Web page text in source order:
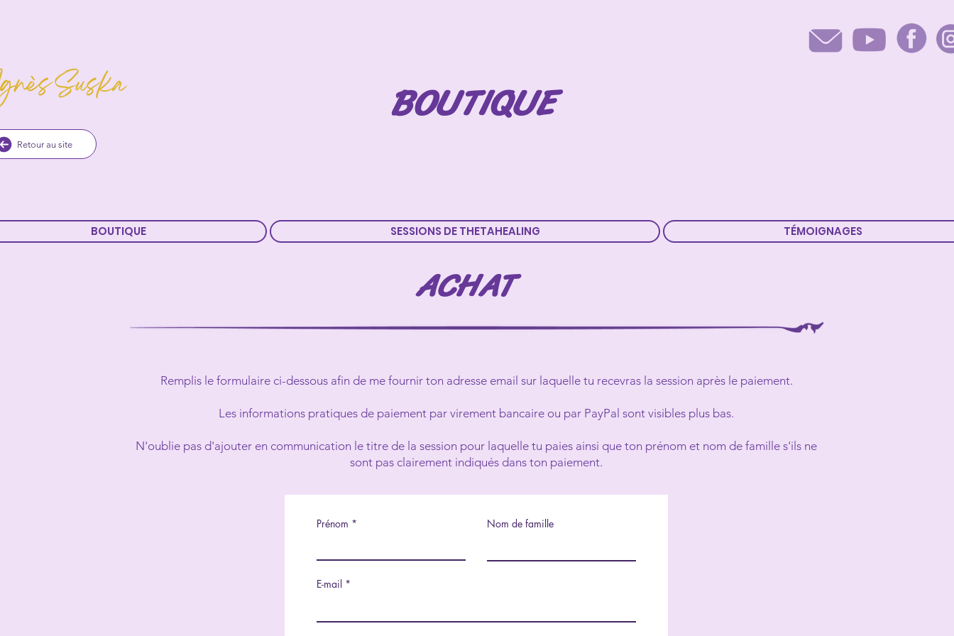
Retour au site
BOUTIQUE
ACHAT
Remplis le formulaire ci-dessous afin de me fournir ton adresse email sur laquelle tu recevras la session après le paiement.
Les informations pratiques de paiement par virement bancaire ou par PayPal sont visibles plus bas.
N'oublie pas d'ajouter en communication le titre de la session pour laquelle tu paies ainsi que ton prénom et nom de famille s'ils ne
sont pas clairement indiqués dans ton paiement.
Prénom Nom de famille
E-mail
BOUTIQUE SESSIONS DE THETAHEALING TÉMOIGNAGES